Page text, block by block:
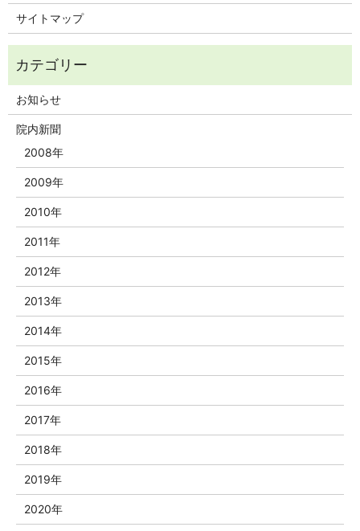
サイトマップ
お知らせ
院内新聞
2008年
2009年
2010年
2011年
2012年
2013年
2014年
2015年
2016年
2017年
2018年
2019年
2020年